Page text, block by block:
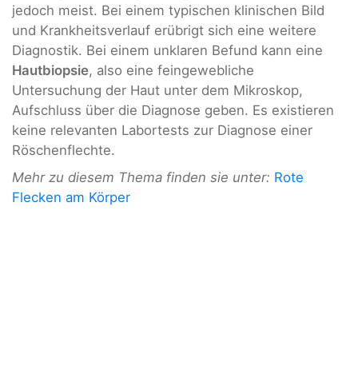
jedoch meist. Bei einem typischen klinischen Bild
und Krankheitsverlauf erübrigt sich eine weitere
Diagnostik. Bei einem unklaren Befund kann eine
Hautbiopsie, also eine feingewebliche
Untersuchung der Haut unter dem Mikroskop,
Aufschluss über die Diagnose geben. Es existieren
keine relevanten Labortests zur Diagnose einer
Röschenflechte.
Mehr zu diesem Thema finden sie unter: Rote
Flecken am Körper